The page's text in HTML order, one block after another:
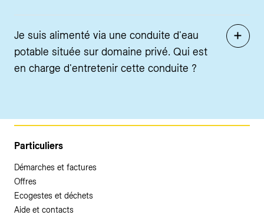
Je suis alimenté via une conduite d'eau
potable située sur domaine privé. Qui est
en charge d'entretenir cette conduite ?
Particuliers
Démarches et factures
Offres
Ecogestes et déchets
Aide et contacts